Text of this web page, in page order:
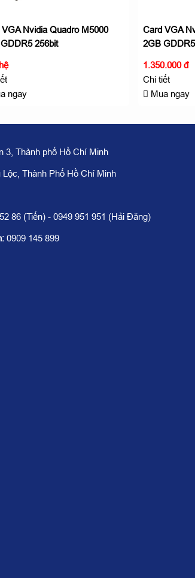
Nvidia Quadro M5000
256bit
ngay
Card VGA
2GB
1.350.000 đ
Chi tiết
Mua ngay
3, Thành phố Hồ Chí Minh
Thành Phố Hồ Chí Minh
86 (Tiến) - 0949 951 951 (Hải Đăng)
0909 145 899